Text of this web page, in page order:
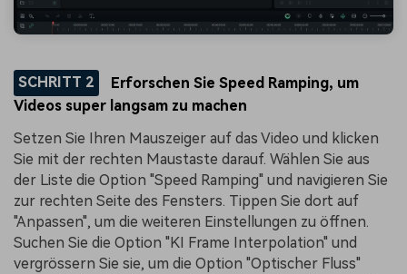
SCHRITT 2
Erforschen Sie Speed Ramping, um
Videos super langsam zu machen
Setzen Sie Ihren Mauszeiger auf das Video und klicken
Sie mit der rechten Maustaste darauf. Wählen Sie aus
der Liste die Option "Speed Ramping" und navigieren Sie
zur rechten Seite des Fensters. Tippen Sie dort auf
"Anpassen", um die weiteren Einstellungen zu öffnen.
Suchen Sie die Option "KI Frame Interpolation" und
vergrössern Sie sie, um die Option "Optischer Fluss"